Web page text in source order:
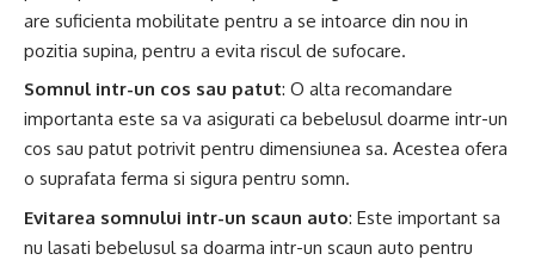
are suficienta mobilitate pentru a se intoarce din nou in
pozitia supina, pentru a evita riscul de sufocare.
Somnul intr-un cos sau patut: O alta recomandare
importanta este sa va asigurati ca bebelusul doarme intr-un
cos sau patut potrivit pentru dimensiunea sa. Acestea ofera
o suprafata ferma si sigura pentru somn.
Evitarea somnului intr-un scaun auto: Este important sa
nu lasati bebelusul sa doarma intr-un scaun auto pentru